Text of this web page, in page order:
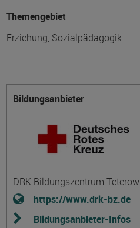
Themengebiet
Erziehung, Sozialpädagogik
Bildungsanbieter
DRK Bildungszentrum
https://www.drk-bz.de
Bildungsanbieter-Infos